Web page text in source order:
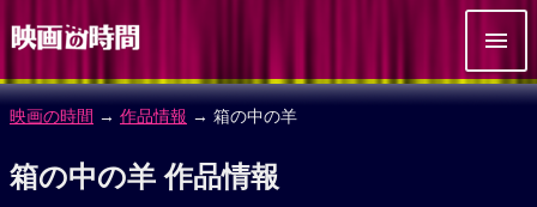
映画の時間 → 作品情報 → 箱の中の羊
箱の中の羊 作品情報